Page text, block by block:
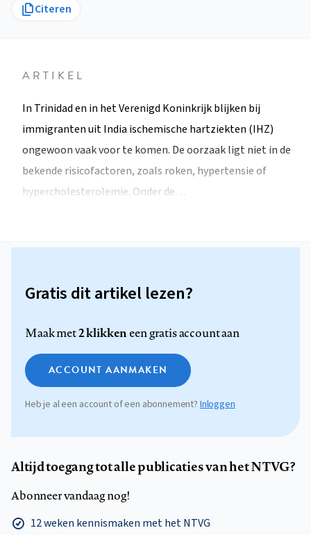
Citeren
ARTIKEL
In Trinidad en in het Verenigd Koninkrijk blijken bij
immigranten uit India ischemische hartziekten (IHZ)
ongewoon vaak voor te komen. De oorzaak ligt niet in de
bekende risicofactoren, zoals roken, hypertensie of
hypercholesterolemie. Onder de…
Gratis dit artikel lezen?
Maak met2 klikkeneen gratis account aan
ACCOUNT AANMAKEN
Heb je al een account of een abonnement? Inloggen
Altijd toegang tot alle publicaties van het NTVG?
Abonneer vandaag nog!
12 weken kennismaken met het NTVG